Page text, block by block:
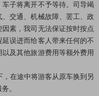
子将离开不予等待。司导竭
交通、机械故障、罢工、政
素，我司无法保证按时按点
误进而给客人带来任何的不
及其他旅游费用等额外费用
在途中将游客从原车换到另
。